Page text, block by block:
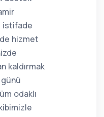
istifade
hizmet
kaldırmak
günü
odaklı